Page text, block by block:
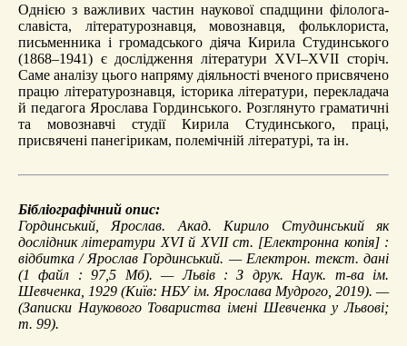
Однією з важливих частин наукової спадщини філолога-
славіста, літературознавця, мовознавця, фольклориста,
письменника і громадського діяча Кирила Студинського
(1868–1941) є дослідження літератури ХVI–XVII сторіч.
Саме аналізу цього напряму діяльності вченого присвячено
працю літературознавця, історика літератури, перекладача
й педагога Ярослава Гординського. Розглянуто граматичні
та мовознавчі студії Кирила Студинського, праці,
присвячені панегірикам, полемічній літературі, та ін.
Бібліографічний опис:
Гординський, Ярослав. Акад. Кирило Студинський як
дослідник літератури XVI й XVII ст. [Електронна копія] :
відбитка / Ярослав Гординський. — Електрон. текст. дані
(1 файл : 97,5 Мб). — Львів : З друк. Наук. т-ва ім.
Шевченка, 1929 (Київ: НБУ ім. Ярослава Мудрого, 2019). —
(Записки Наукового Товариства імені Шевченка у Львові;
т. 99).